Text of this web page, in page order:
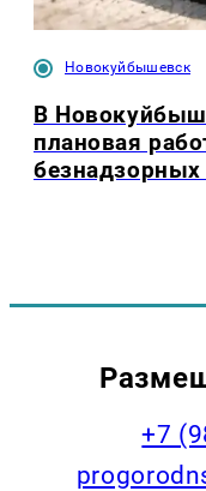
Новокуйбышевск
В
плановая
безнадзорных
+7